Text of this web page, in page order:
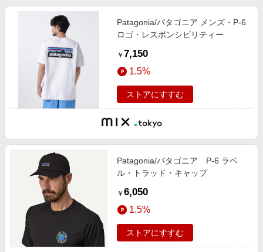
旅行・レジャー・ホテル予約
生活・お役立ち
金融・マネー・保険
デジタルコンテンツ
ビジネス・その他サービス
Apple公式サイト×楽天カード分割払い
Qoo10メガポ
Samsung ボーナスキャンペーン
週末の高還元 夏の長期版
Patagonia/パタゴニア メンズ・P-6
ロゴ・レスポンシビリティー
￥ 7,150
1.5%
ストアにすすむ
Patagonia/パタゴニア P-6 ラベ
ル・トラッド・キャップ
￥ 6,050
1.5%
ストアにすすむ